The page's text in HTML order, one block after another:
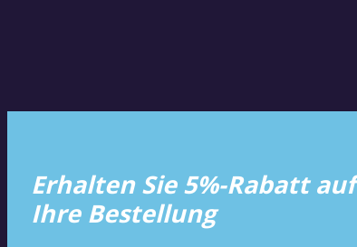
Erhalten Sie 5%-Rabatt auf
Ihre Bestellung